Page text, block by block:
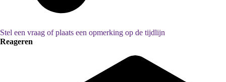
Stel een vraag of plaats een opmerking op de tijdlijn
Reageren